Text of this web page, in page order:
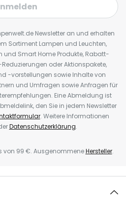
Newsletter an und erhalten
Sortiment Lampen und Leuchten,
und Smart Home Produkte, Rabatt-
oder Aktionspakete,
-vorstellungen sowie Inhalte von
und Umfragen sowie Anfragen für
Eine Abmeldung ist
den Sie in jedem Newsletter
. Weitere Informationen
Datenschutzerklärung.
von 99 €. AusgenommeneHersteller.